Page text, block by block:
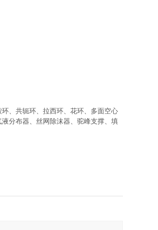
、共轭环、拉西环、花环、多面空心
分布器、丝网除沫器、驼峰支撑、填